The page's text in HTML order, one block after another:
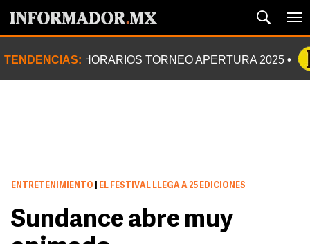
TENDENCIAS: HORARIOS TORNEO APERTURA 2025
ENTRETENIMIENTO EL FESTIVAL LLEGA A 25 EDICIONES
Sundance abre muy